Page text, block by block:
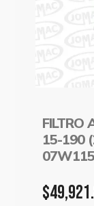
FILTRO
15-190
$